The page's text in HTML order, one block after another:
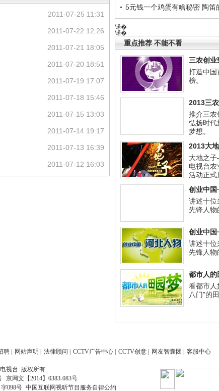
5元钱一个鸡蛋有啥秘密 陶笛
锘�
锘�
重点推荐 不能不看
三农创
打造中国
榜。
2013三
推介三农
弘扬时代
梦想。
2013大
大地之
电视台农
活动正式
创业中国
讲述十位
先锋人物
创业中国
讲述十位
先锋人物
都市人的
看都市人
八门”的
2011-07-25 11:31
2011-07-22 12:26
2011-07-21 18:05
2011-07-20 18:51
2011-07-19 17:07
2011-07-18 15:46
2011-07-15 13:03
2011-07-14 19:17
2011-07-13 16:39
2011-07-12 16:03
聘 网站声明 法律顾问 CCTV广告中心 CCTV创意 网友智囊团 客服中心
视台 版权所有
京网文【2014】0383-083号
098号 中国互联网视听节目服务自律公约